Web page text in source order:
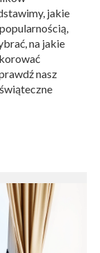
jakie
na jakie
nasz